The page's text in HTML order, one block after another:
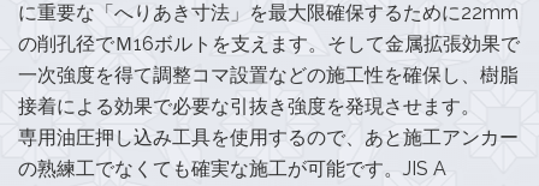
に重要な「へりあき寸法」を最大限確保するために22mm
の削孔径でＭ16ボルトを支えます。そして金属拡張効果で
一次強度を得て調整コマ設置などの施工性を確保し、樹脂
接着による効果で必要な引抜き強度を発現させます。
専用油圧押し込み工具を使用するので、あと施工アンカー
の熟練工でなくても確実な施工が可能です。JIS A